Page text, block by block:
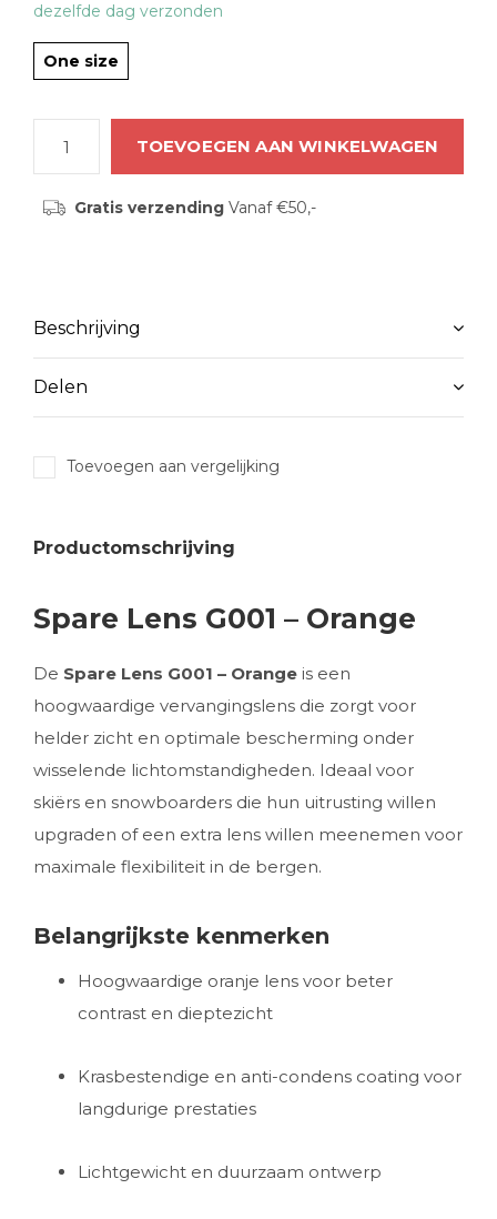
dezelfde dag verzonden
One size
TOEVOEGEN AAN WINKELWAGEN
Gratis verzendingVanaf €50,-
Beschrijving
Delen
Toevoegen aan vergelijking
Productomschrijving
Spare Lens G001 – Orange
De Spare Lens G001 – Orange is een
hoogwaardige vervangingslens die zorgt voor
helder zicht en optimale bescherming onder
wisselende lichtomstandigheden. Ideaal voor
skiërs en snowboarders die hun uitrusting willen
upgraden of een extra lens willen meenemen voor
maximale flexibiliteit in de bergen.
Belangrijkste kenmerken
Hoogwaardige oranje lens voor beter
contrast en dieptezicht
Krasbestendige en anti-condens coating voor
langdurige prestaties
Lichtgewicht en duurzaam ontwerp